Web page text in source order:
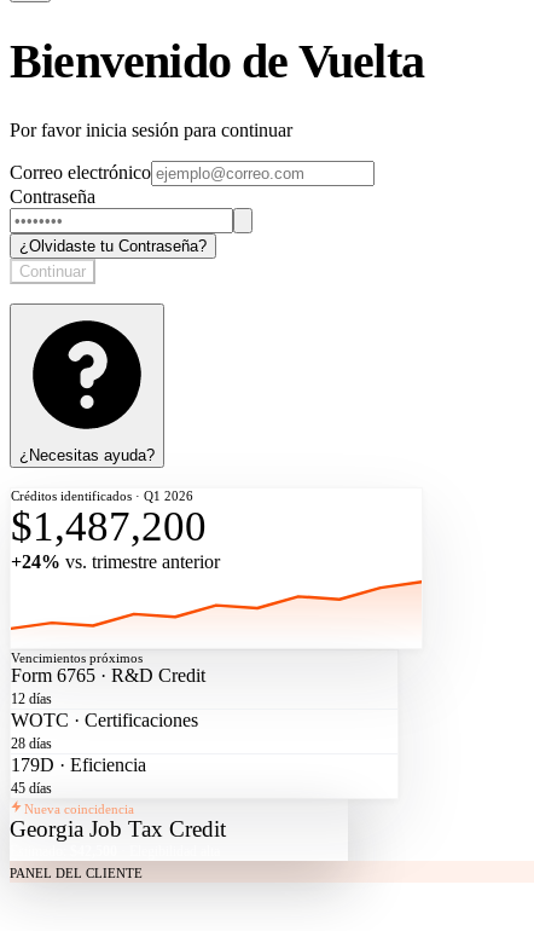
Bienvenido de Vuelta
Por favor inicia sesión para continuar
Correo electrónico
Contraseña
¿Olvidaste tu Contraseña?
Continuar
¿Necesitas ayuda?
Créditos identificados · Q1 2026
$1,487,200
+24% vs. trimestre anterior
Vencimientos próximos
Form 6765 · R&D Credit
12 días
WOTC · Certificaciones
28 días
179D · Eficiencia
45 días
Nueva coincidencia
Georgia Job Tax Credit
PANEL DEL CLIENTE